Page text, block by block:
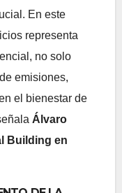
En este
representa
no solo
emisiones,
el bienestar de
Álvaro
Building en